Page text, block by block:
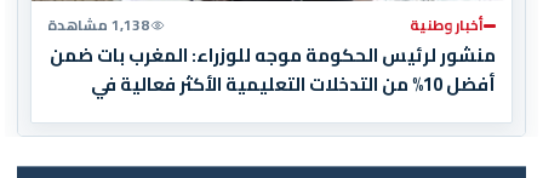
أخبار وطنية 1,138 مشاهدة
منشور لرئيس الحكومة موجه للوزراء: المغرب بات ضمن
أفضل 10% من التدخلات التعليمية الأكثر فعالية في
العالم